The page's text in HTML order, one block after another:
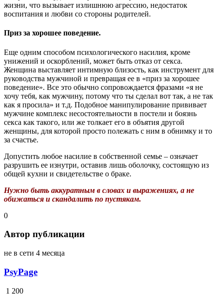
жизни, что вызывает излишнюю агрессию, недостаток
воспитания и любви со стороны родителей.
Приз за хорошее поведение.
Еще одним способом психологического насилия, кроме
унижений и оскорблений, может быть отказ от секса.
Женщина выставляет интимную близость, как инструмент для
руководства мужчиной и превращая ее в «приз за хорошее
поведение». Все это обычно сопровождается фразами «я не
хочу тебя, как мужчину, потому что ты сделал вот так, а не так
как я просила» и т.д. Подобное манипулирование прививает
мужчине комплекс несостоятельности в постели и боязнь
секса как такого, или же толкает его в объятия другой
женщины, для которой просто полежать с ним в обнимку и то
за счастье.
Допустить любое насилие в собственной семье – означает
разрушить ее изнутри, оставив лишь оболочку, состоящую из
общей кухни и свидетельстве о браке.
Нужно быть аккуратным в словах и выражениях, а не
обижаться и скандалить по пустякам.
0
Автор публикации
не в сети 4 месяца
PsyPage
1 200